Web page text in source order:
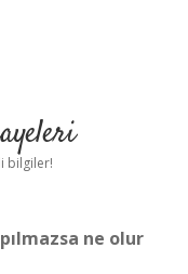
bilgiler!
ne olur